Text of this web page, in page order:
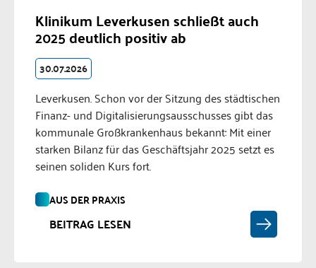
Klinikum Leverkusen schließt auch
2025 deutlich positiv ab
30.07.2026
Leverkusen. Schon vor der Sitzung des städtischen
Finanz- und Digitalisierungsausschusses gibt das
kommunale Großkrankenhaus bekannt: Mit einer
starken Bilanz für das Geschäftsjahr 2025 setzt es
seinen soliden Kurs fort.
AUS DER PRAXIS
BEITRAG LESEN